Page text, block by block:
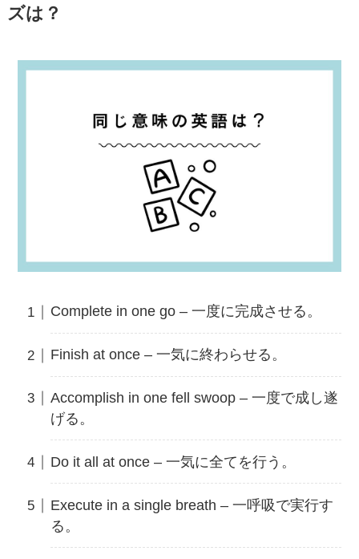
ズは？
Complete in one go – 一度に完成させる。
Finish at once – 一気に終わらせる。
Accomplish in one fell swoop – 一度で成し遂
げる。
Do it all at once – 一気に全てを行う。
Execute in a single breath – 一呼吸で実行す
る。